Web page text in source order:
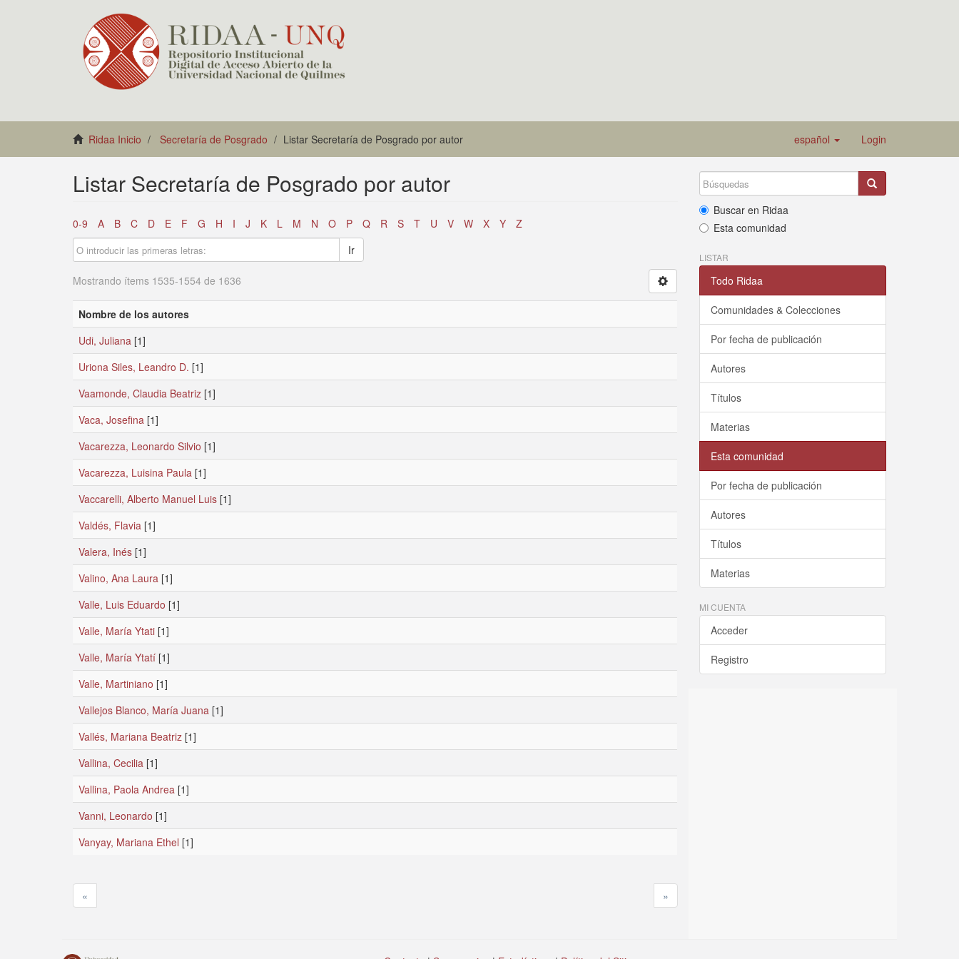
Ridaa Inicio Secretaría de Posgrado Listar Secretaría de Posgrado por autor español Login
Listar Secretaría de Posgrado por autor
0-9 A B C D E F G H I J K L M N O P Q R S T U V W X Y
Z
Ir
Mostrando ítems 1535-1554 de 1636
Nombre de los autores
Udi, Juliana [1]
Uriona Siles, Leandro D. [1]
Vaamonde, Claudia Beatriz [1]
Vaca, Josefina [1]
Vacarezza, Leonardo Silvio [1]
Vacarezza, Luisina Paula [1]
Vaccarelli, Alberto Manuel Luis [1]
Valdés, Flavia [1]
Valera, Inés [1]
Valino, Ana Laura [1]
Valle, Luis Eduardo [1]
Valle, María Ytati [1]
Valle, María Ytatí [1]
Valle, Martiniano [1]
Vallejos Blanco, María Juana [1]
Vallés, Mariana Beatriz [1]
Vallina, Cecilia [1]
Vallina, Paola Andrea [1]
Vanni, Leonardo [1]
Vanyay, Mariana Ethel [1]
« »
Buscar en Ridaa
Esta comunidad
LISTAR
Todo Ridaa
Comunidades & Colecciones
Por fecha de publicación
Autores
Títulos
Materias
Esta comunidad
Por fecha de publicación
Autores
Títulos
Materias
MI CUENTA
Acceder
Registro